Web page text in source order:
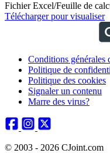
Fichier Excel/Feuille de
Télécharger pour visualiser
Conditions générales
Politique de
Politique des cookies
Signaler un contenu
Marre des virus?
© 2003 - 2026 CJoint.com